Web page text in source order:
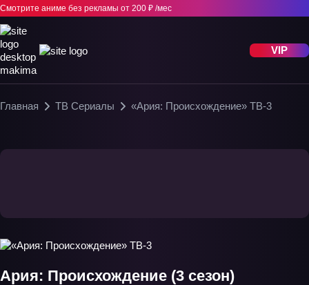
Смотрите аниме без рекламы от 200 ₽ /мес
VIP
Главная ТВ Сериалы «Ария: Происхождение» ТВ-3
Ария: Происхождение (3 сезон)